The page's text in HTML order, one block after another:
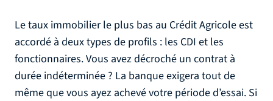
Le taux immobilier le plus bas au Crédit Agricole est
accordé à deux types de profils : les CDI et les
fonctionnaires. Vous avez décroché un contrat à
durée indéterminée ? La banque exigera tout de
même que vous ayez achevé votre période d’essai. Si